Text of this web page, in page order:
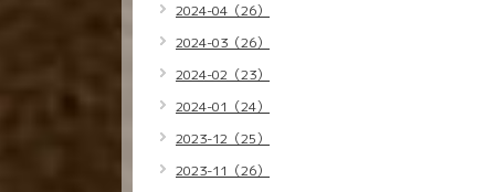
2024-04（26）
2024-03（26）
2024-02（23）
2024-01（24）
2023-12（25）
2023-11（26）